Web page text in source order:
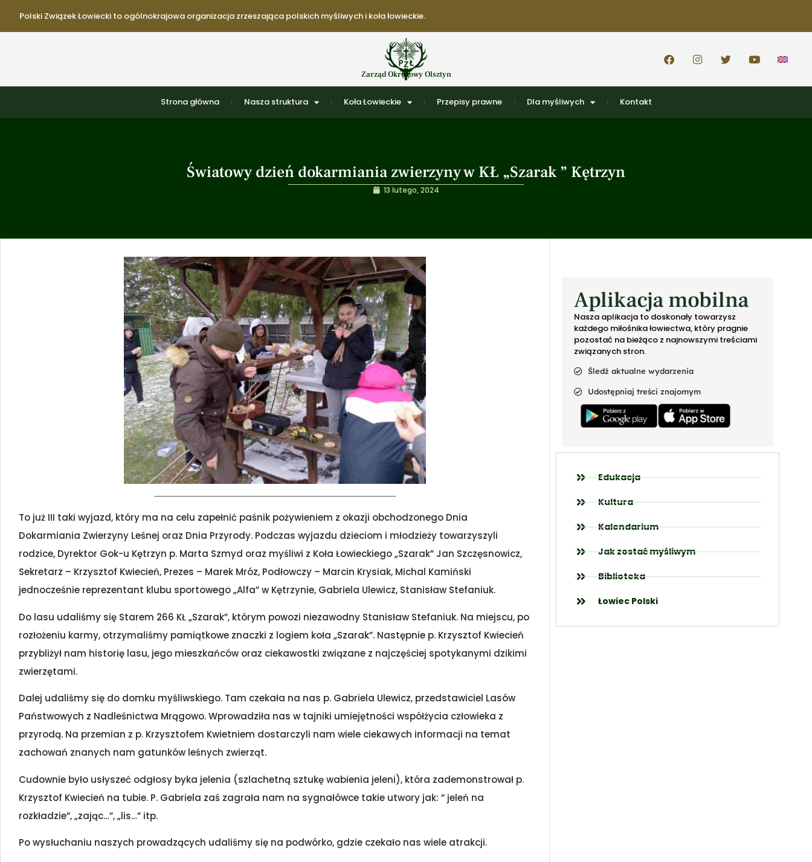
Polski Związek Łowiecki to ogólnokrajowa organizacja zrzeszająca polskich myśliwych i koła łowieckie.
Zarząd Okręgowy Olsztyn
Strona główna Nasza struktura Koła Łowieckie Przepisy prawne Dla myśliwych Kontakt
Światowy dzień dokarmiania zwierzyny w KŁ „Szarak ” Kętrzyn
13 lutego, 2024
To już III taki wyjazd, który ma na celu zapełnić paśnik pożywieniem z okazji obchodzonego Dnia
Dokarmiania Zwierzyny Leśnej oraz Dnia Przyrody. Podczas wyjazdu dzieciom i młodzieży towarzyszyli
rodzice, Dyrektor Gok-u Kętrzyn p. Marta Szmyd oraz myśliwi z Koła Łowieckiego „Szarak” Jan Szczęsnowicz,
Sekretarz – Krzysztof Kwiecień, Prezes – Marek Mróz, Podłowczy – Marcin Krysiak, Michal Kamiński
jednocześnie reprezentant klubu sportowego „Alfa” w Kętrzynie, Gabriela Ulewicz, Stanisław Stefaniuk.
Do lasu udaliśmy się Starem 266 KŁ „Szarak”, którym powozi niezawodny Stanisław Stefaniuk. Na miejscu, po
rozłożeniu karmy, otrzymaliśmy pamiątkowe znaczki z logiem koła „Szarak”. Następnie p. Krzysztof Kwiecień
przybliżył nam historię lasu, jego mieszkańców oraz ciekawostki związane z najczęściej spotykanymi dzikimi
zwierzętami.
Dalej udaliśmy się do domku myśliwskiego. Tam czekała na nas p. Gabriela Ulewicz, przedstawiciel Lasów
Państwowych z Nadleśnictwa Mrągowo. Wprowadziła nas w tajniki umiejętności współżycia człowieka z
przyrodą. Na przemian z p. Krzysztofem Kwietniem dostarczyli nam wiele ciekawych informacji na temat
zachowań znanych nam gatunków leśnych zwierząt.
Cudownie było usłyszeć odgłosy byka jelenia (szlachetną sztukę wabienia jeleni), która zademonstrował p.
Krzysztof Kwiecień na tubie. P. Gabriela zaś zagrała nam na sygnałówce takie utwory jak: ” jeleń na
rozkładzie”, „zając…”, „lis…” itp.
Po wysłuchaniu naszych prowadzących udaliśmy się na podwórko, gdzie czekało nas wiele atrakcji.
Aplikacja mobilna
Nasza aplikacja to doskonały towarzysz
każdego miłośnika łowiectwa, który pragnie
pozostać na bieżąco z najnowszymi treściami
związanych stron.
Śledź aktualne wydarzenia
Udostępniaj treści znajomym
Edukacja
Kultura
Kalendarium
Jak zostać myśliwym
Biblioteka
Łowiec Polski